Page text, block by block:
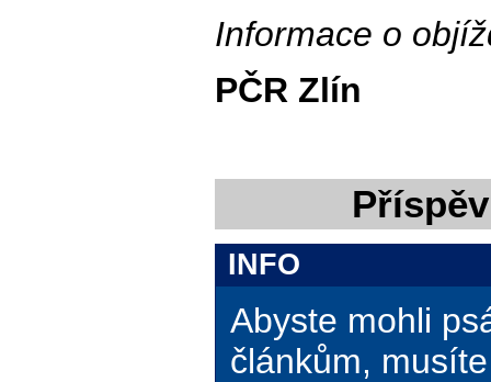
Informace o
PČR Zlín
INFO
Abyste mohli
článkům,